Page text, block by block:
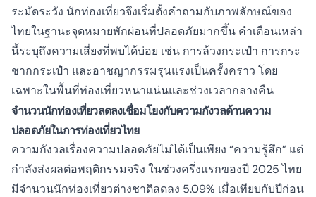
ระมัดระวัง นักท่องเที่ยวจึงเริ่มตั้งคำถามกับภาพลักษณ์ของ
ไทยในฐานะจุดหมายพักผ่อนที่ปลอดภัยมากขึ้น คำเตือนเหล่า
นี้ระบุถึงความเสี่ยงที่พบได้บ่อย เช่น การล้วงกระเป๋า การกระ
ชากกระเป๋า และอาชญากรรมรุนแรงเป็นครั้งคราว โดย
เฉพาะในพื้นที่ท่องเที่ยวหนาแน่นและช่วงเวลากลางคืน
จำนวนนักท่องเที่ยวลดลงเชื่อมโยงกับความกังวลด้านความ
ปลอดภัยในการท่องเที่ยวไทย
ความกังวลเรื่องความปลอดภัยไม่ได้เป็นเพียง “ความรู้สึก” แต่
กำลังส่งผลต่อพฤติกรรมจริง ในช่วงครึ่งแรกของปี 2025 ไทย
มีจำนวนนักท่องเที่ยวต่างชาติลดลง 5.09% เมื่อเทียบกับปีก่อน